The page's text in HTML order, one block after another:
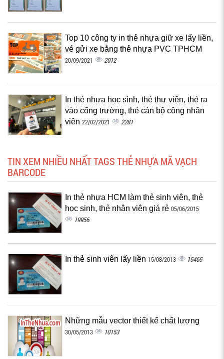
Top 10 công ty in thẻ nhựa giữ xe lấy liền,
vé gửi xe bằng thẻ nhựa PVC TPHCM
20/09/2021 2012
In thẻ nhựa học sinh, thẻ thư viện, thẻ ra
vào cổng trường, thẻ cán bộ công nhân
viên 22/02/2021 2281
TIN XEM NHIỀU NHẤT TAGS THẺ NHỰA MÃ VẠCH
BARCODE
In thẻ nhựa HCM làm thẻ sinh viên, thẻ
học sinh, thẻ nhân viên giá rẻ 05/06/2015
19956
In thẻ sinh viên lấy liền 15/08/2013 15465
Những mẫu vector thiết kế chất lượng
30/05/2013 10153